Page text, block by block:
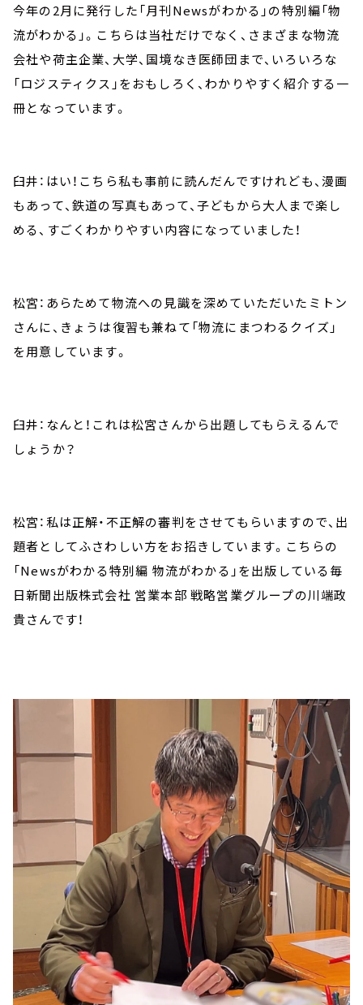
今年の2月に発行した「月刊Newsがわかる」の特別編「物
流がわかる」。こちらは当社だけでなく、さまざまな物流
会社や荷主企業、大学、国境なき医師団まで、いろいろな
「ロジスティクス」をおもしろく、わかりやすく紹介する一
冊となっています。
臼井：はい！こちら私も事前に読んだんですけれども、漫画
もあって、鉄道の写真もあって、子どもから大人まで楽し
める、すごくわかりやすい内容になっていました！
松宮：あらためて物流への見識を深めていただいたミトン
さんに、きょうは復習も兼ねて「物流にまつわるクイズ」
を用意しています。
臼井：なんと！これは松宮さんから出題してもらえるんで
しょうか？
松宮：私は正解・不正解の審判をさせてもらいますので、出
題者としてふさわしい方をお招きしています。こちらの
「Newsがわかる特別編 物流がわかる」を出版している毎
日新聞出版株式会社 営業本部 戦略営業グループの川端政
貴さんです！